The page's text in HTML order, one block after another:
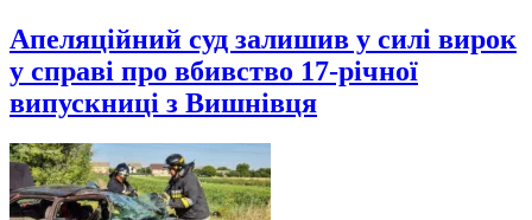
Апеляційний суд залишив у силі вирок
у справі про вбивство 17-річної
випускниці з Вишнівця